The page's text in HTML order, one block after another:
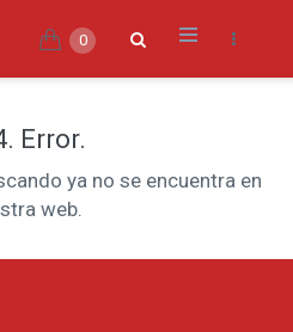
0
Error.
ya no se encuentra en
web.